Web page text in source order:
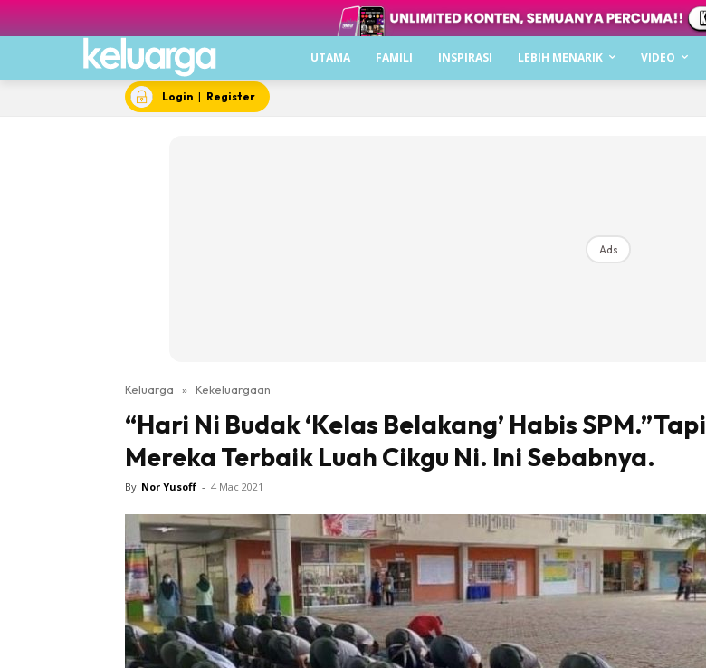
UTAMA FAMILI INSPIRASI LEBIH MENARIK VIDEO
Login | Register
Ads
Keluarga » Kekeluargaan
“Hari Ni Budak ‘Kelas Belakang’ Habis SPM.”Tapi
Mereka Terbaik Luah Cikgu Ni. Ini Sebabnya.
By Nor Yusoff - 4 Mac 2021